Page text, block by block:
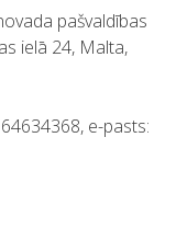
pašvaldības
ielā 24, Malta,
e-pasts: